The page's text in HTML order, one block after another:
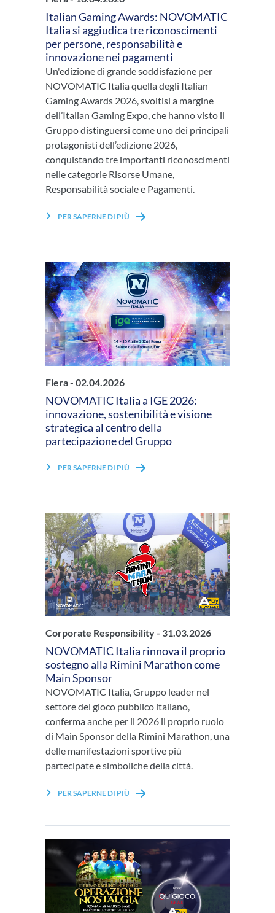
Italian Gaming Awards: NOVOMATIC
Italia si aggiudica tre riconoscimenti
per persone, responsabilità e
innovazione nei pagamenti
Un'edizione di grande soddisfazione per
NOVOMATIC Italia quella degli Italian
Gaming Awards 2026, svoltisi a margine
dell’Italian Gaming Expo, che hanno visto il
Gruppo distinguersi come uno dei principali
protagonisti dell’edizione 2026,
conquistando tre importanti riconoscimenti
nelle categorie Risorse Umane,
Responsabilità sociale e Pagamenti.
PER SAPERNE DI PIÙ
Fiera - 02.04.2026
NOVOMATIC Italia a IGE 2026:
innovazione, sostenibilità e visione
strategica al centro della
partecipazione del Gruppo
PER SAPERNE DI PIÙ
Corporate Responsibility - 31.03.2026
NOVOMATIC Italia rinnova il proprio
sostegno alla Rimini Marathon come
Main Sponsor
NOVOMATIC Italia, Gruppo leader nel
settore del gioco pubblico italiano,
conferma anche per il 2026 il proprio ruolo
di Main Sponsor della Rimini Marathon, una
delle manifestazioni sportive più
partecipate e simboliche della città.
PER SAPERNE DI PIÙ